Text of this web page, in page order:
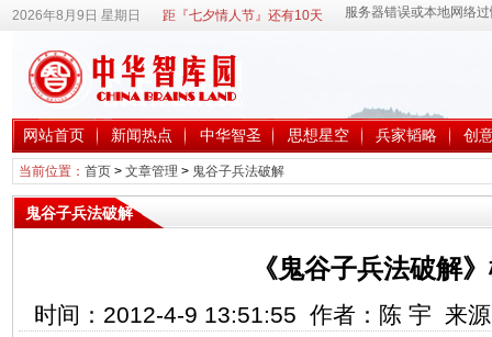
2026年8月9日 星期日 距『七夕情人节』还有10天
网站首页 新闻热点 中华智圣 思想星空 兵家韬略 创
当前位置： 首页> 文章管理 > 鬼谷子兵法破解
鬼谷子兵法破解
《鬼谷子兵法破解
时间：2012-4-9 13:51:55 作者：陈 宇 来